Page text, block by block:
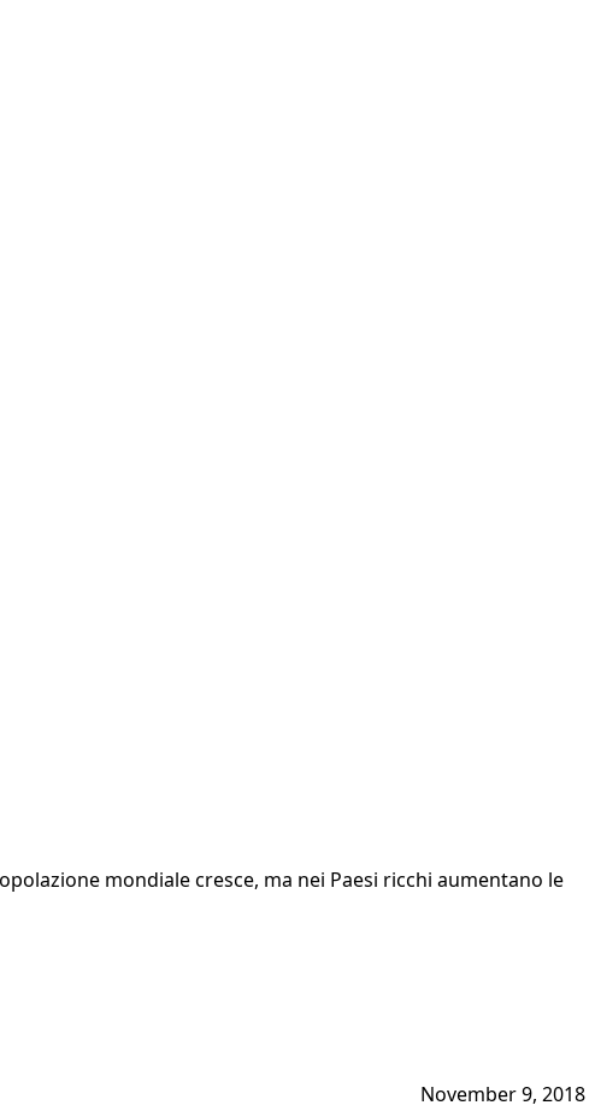
mondiale cresce, ma nei Paesi ricchi aumentano le
November 9, 2018